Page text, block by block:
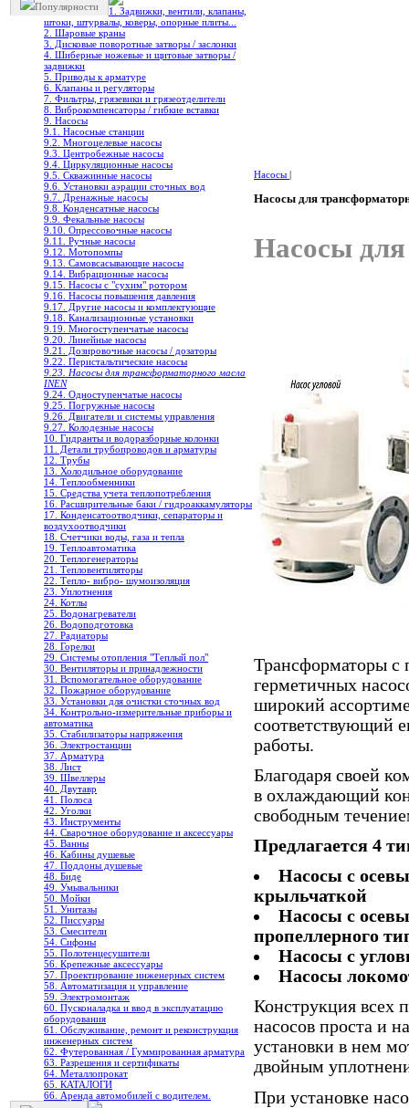
Популярности
1. Задвижки, вентили, клапаны,
штоки, штурвалы, коверы, опорные плиты...
2. Шаровые краны
3. Дисковые поворотные затворы / заслонки
4. Шиберные ножевые и щитовые затворы /
задвижки
5. Приводы к арматуре
6. Клапаны и регуляторы
7. Фильтры, грязевики и грязеотделители
8. Виброкомпенсаторы / гибкие вставки
9. Насосы
9.1. Насосные станции
9.2. Многоцелевые насосы
9.3. Центробежные насосы
9.4. Циркуляционные насосы
9.5. Скважинные насосы
9.6. Установки аэрации сточных вод
9.7. Дренажные насосы
9.8. Конденсатные насосы
9.9. Фекальные насосы
9.10. Опрессовочные насосы
9.11. Ручные насосы
9.12. Мотопомпы
9.13. Самовсасывающие насосы
9.14. Вибрационные насосы
9.15. Насосы с "сухим" ротором
9.16. Насосы повышения давления
9.17. Другие насосы и комплектующие
9.18. Канализационные установки
9.19. Многоступенчатые насосы
9.20. Линейные насосы
9.21. Дозировочные насосы / дозаторы
9.22. Перистальтические насосы
9.23. Насосы для трансформаторного масла
INEN
9.24. Одноступенчатые насосы
9.25. Погружные насосы
9.26. Двигатели и системы управления
9.27. Колодезные насосы
10. Гидранты и водоразборные колонки
11. Детали трубопроводов и арматуры
12. Трубы
13. Холодильное oборудование
14. Теплообменники
15. Средства учета теплопотребления
16. Расширительные баки / гидроаккамуляторы
17. Конденсатоотводчики, сепараторы и
воздухоотводчики
18. Счетчики воды, газа и тепла
19. Теплоавтоматика
20. Теплогенераторы
21. Тепловентиляторы
22. Тепло- вибро- шумоизоляция
23. Уплотнения
24. Котлы
25. Водонагреватели
26. Водоподготовка
27. Радиаторы
28. Горелки
29. Системы отопления "Теплый пол"
30. Вентиляторы и принадлежности
31. Вспомогательное оборудование
32. Пожарное оборудование
33. Установки для очистки сточных вод
34. Контрольно-измерительные приборы и
автоматика
35. Стабилизаторы напряжения
36. Электростанции
37. Арматура
38. Лист
39. Швеллеры
40. Двутавр
41. Полоса
42. Уголки
43. Инструменты
44. Сварочное оборудование и аксессуары
45. Ванны
46. Кабины душевые
47. Поддоны душевые
48. Биде
49. Умывальники
50. Мойки
51. Унитазы
52. Писсуары
53. Смесители
54. Сифоны
55. Полотенцесушители
56. Крепежные аксессуары
57. Проектирование инженерных систем
58. Автоматизация и управление
59. Электромонтаж
60. Пусконаладка и ввод в эксплуатацию
оборудования
61. Обслуживание, ремонт и реконструкция
инженерных систем
62. Футерованная / Гуммированная арматура
63. Разрешения и сертификаты
64. Металлопрокат
65. КАТАЛОГИ
66. Аренда автомобилей с водителем.
Насосы |
Насосы для
Насосы
Трансформаторы с
герметичных
широкий
соответствующий
работы.
Благодаря своей
в охлаждающий
свободным
Предлагается 4
Насосы с
крыльчаткой
Насосы с
пропеллерного
Насосы с
Насосы
Конструкция всех
насосов проста и
установки в нем
двойным
При установке